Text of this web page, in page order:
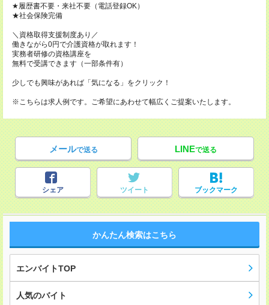
★履歴書不要・来社不要（電話登録OK）
★社会保険完備
＼資格取得支援制度あり／
働きながら0円で介護資格が取れます！
実務者研修の資格講座を
無料で受講できます（一部条件有）
少しでも興味があれば「気になる」をクリック！
※こちらは求人例です。ご希望にあわせて幅広くご提案いたします。
メールで送る LINEで送る
シェア ツイート ブックマーク
かんたん検索はこちら
エンバイトTOP
人気のバイト